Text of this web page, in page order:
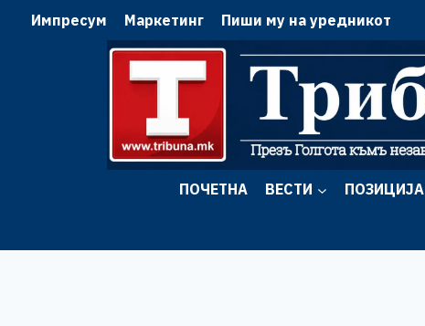
Импресум Маркетинг Пиши му на уредникот
ПОЧЕТНА ВЕСТИ ПОЗИЦИЈА